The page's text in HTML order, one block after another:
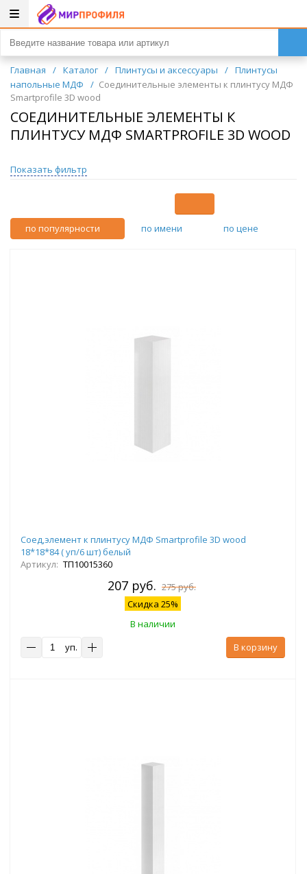
Главная / Каталог / Плинтусы и аксессуары / Плинтусы
напольные МДФ
/ Соединительные элементы к плинтусу МДФ
Smartprofile 3D wood
СОЕДИНИТЕЛЬНЫЕ ЭЛЕМЕНТЫ К
ПЛИНТУСУ МДФ SMARTPROFILE 3D WOOD
Показать фильтр
по популярности по имени по цене
Соед,элемент к плинтусу МДФ Smartprofile 3D wood
18*18*84 ( уп/6 шт) белый
Артикул: ТП10015360
207 руб. 275 руб.
Скидка 25%
В наличии
уп.
В корзину